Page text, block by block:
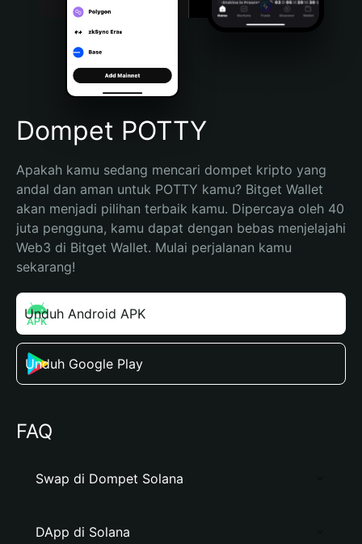
Português (Brasil)
Español (Argentina)
Dompet POTTY
Apakah kamu sedang mencari dompet kripto yang
andal dan aman untuk POTTY kamu? Bitget Wallet
akan menjadi pilihan terbaik kamu. Dipercaya oleh 40
juta pengguna, kamu dapat dengan bebas menjelajahi
Web3 di Bitget Wallet. Mulai perjalanan kamu
sekarang!
Unduh Android APK
Unduh Google Play
FAQ
Swap di Dompet Solana
DApp di Solana